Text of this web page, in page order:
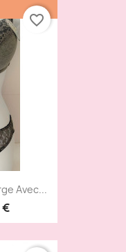
Avec...
€
favorite_border